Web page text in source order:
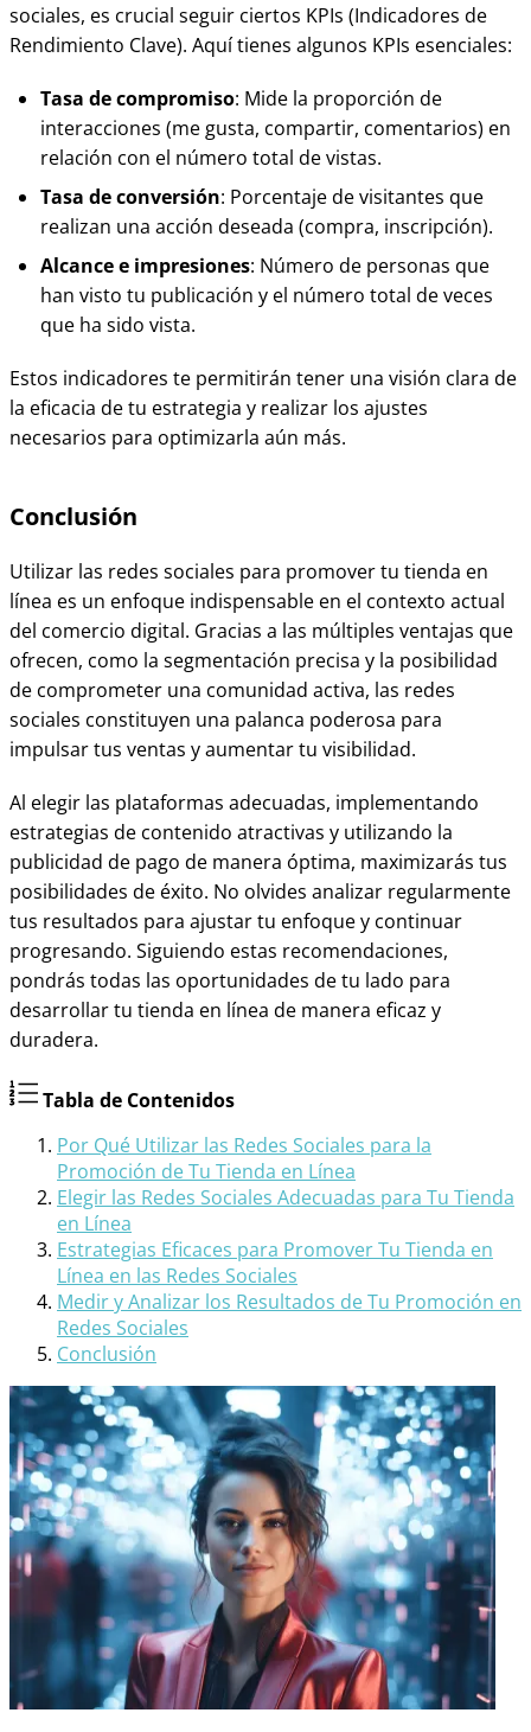
sociales, es crucial seguir ciertos KPIs (Indicadores de
Rendimiento Clave). Aquí tienes algunos KPIs esenciales:
Tasa de compromiso: Mide la proporción de
interacciones (me gusta, compartir, comentarios) en
relación con el número total de vistas.
Tasa de conversión: Porcentaje de visitantes que
realizan una acción deseada (compra, inscripción).
Alcance e impresiones: Número de personas que
han visto tu publicación y el número total de veces
que ha sido vista.
Estos indicadores te permitirán tener una visión clara de
la eficacia de tu estrategia y realizar los ajustes
necesarios para optimizarla aún más.
Conclusión
Utilizar las redes sociales para promover tu tienda en
línea es un enfoque indispensable en el contexto actual
del comercio digital. Gracias a las múltiples ventajas que
ofrecen, como la segmentación precisa y la posibilidad
de comprometer una comunidad activa, las redes
sociales constituyen una palanca poderosa para
impulsar tus ventas y aumentar tu visibilidad.
Al elegir las plataformas adecuadas, implementando
estrategias de contenido atractivas y utilizando la
publicidad de pago de manera óptima, maximizarás tus
posibilidades de éxito. No olvides analizar regularmente
tus resultados para ajustar tu enfoque y continuar
progresando. Siguiendo estas recomendaciones,
pondrás todas las oportunidades de tu lado para
desarrollar tu tienda en línea de manera eficaz y
duradera.
Tabla de Contenidos
Por Qué Utilizar las Redes Sociales para la
Promoción de Tu Tienda en Línea
Elegir las Redes Sociales Adecuadas para Tu Tienda
en Línea
Estrategias Eficaces para Promover Tu Tienda en
Línea en las Redes Sociales
Medir y Analizar los Resultados de Tu Promoción en
Redes Sociales
Conclusión